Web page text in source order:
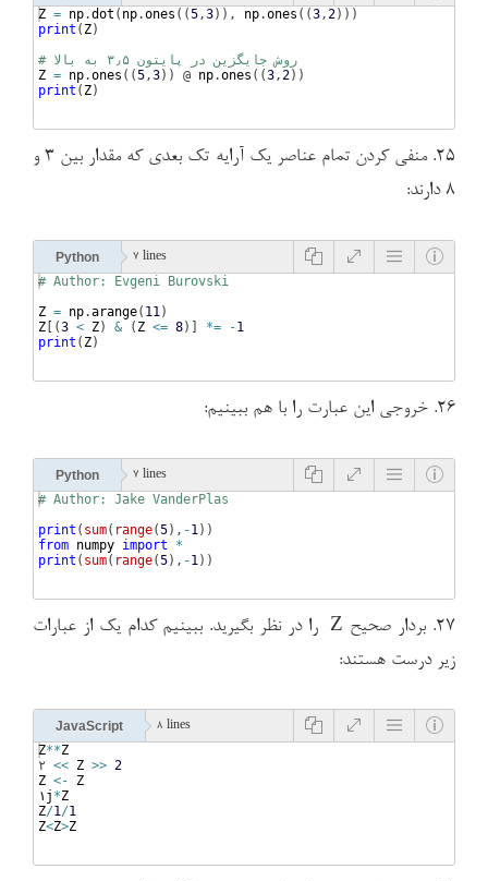
Z = np.dot ( np.ones ((5,3)) , np.ones ((3,2)))
print ( Z)
# روش جایگزین در پایتون ۳٫۵ به بالا
Z = np.ones ((5,3)) @ np.ones ((3,2))
print ( Z)
۲۵. منفی کردن تمام عناصر یک آرایه تک بعدی که مقدار بین ۳ و
۸ دارند:
Python 7 lines
# Author: Evgeni Burovski
Z = np.arange( 11)
Z [(3 < Z) & ( Z <= 8)] *= -1
print ( Z)
۲۶. خروجی این عبارت را با هم ببینیم:
Python 7 lines
# Author: Jake VanderPlas
print ( sum( range(5) , -1 ))
from numpy import
*
print ( sum( range(5) , -1 ))
۲۷. بردار صحیح Z را در نظر بگیرید. ببینیم کدام یک از عبارات
زیر درست هستند:
JavaScript 8 lines
Z**Z
۲ << Z >> 2
Z <-
Z
۱j *Z
Z/1/1
Z<Z>Z